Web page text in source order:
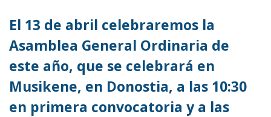
El 13 de abril celebraremos la
Asamblea General Ordinaria de
este año, que se celebrará en
Musikene, en Donostia, a las 10:30
en primera convocatoria y a las